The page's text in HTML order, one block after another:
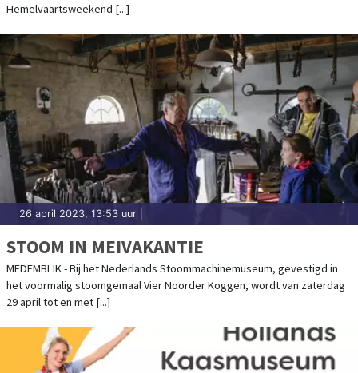
Hemelvaartsweekend [...]
26 april 2023, 13:53 uur
STOOM IN MEIVAKANTIE
MEDEMBLIK - Bij het Nederlands Stoommachinemuseum, gevestigd in
het voormalig stoomgemaal Vier Noorder Koggen, wordt van zaterdag
29 april tot en met [...]